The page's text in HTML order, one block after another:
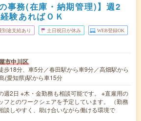
事務(在庫・納期管理)】週2
験あればＯＫ
別途支給あり 土日祝日が休み WEB登録OK
市中川区
歩18分、車5分／春田駅から車9分／高畑駅から
(愛知県)駅から車15分
週2日 ※木・金勤務も相談可能です。 ※直雇用の
フとのワークシェアを予定しています。 （勤務
談しやすく、助け合いながら働ける環境で